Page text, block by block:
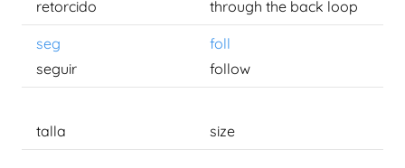
retorcido
through the back loop
seg
foll
seguir
follow
talla size